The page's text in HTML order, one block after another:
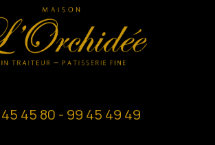
45 80 - 99 45 49 49